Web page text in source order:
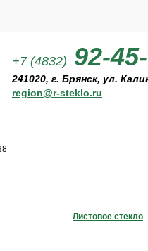
+7 (4832) 92-
241020, г. Брянск, ул.
region@r-steklo.ru
Листовое стекло